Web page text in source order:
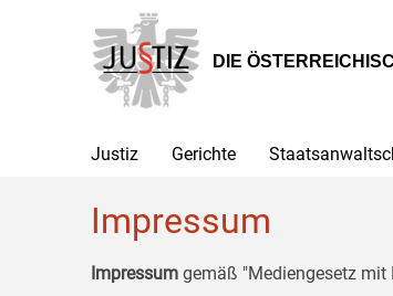
Hauptnavigation
[1]
Inhalt
[2]
Untermenü
[3]
DIE
Justiz Gerichte
Impressum
Impressum gemäß "Mediengesetz mit